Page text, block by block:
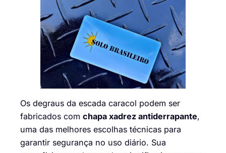
Os degraus da escada caracol podem ser
fabricados com chapa xadrez antiderrapante,
uma das melhores escolhas técnicas para
garantir segurança no uso diário. Sua